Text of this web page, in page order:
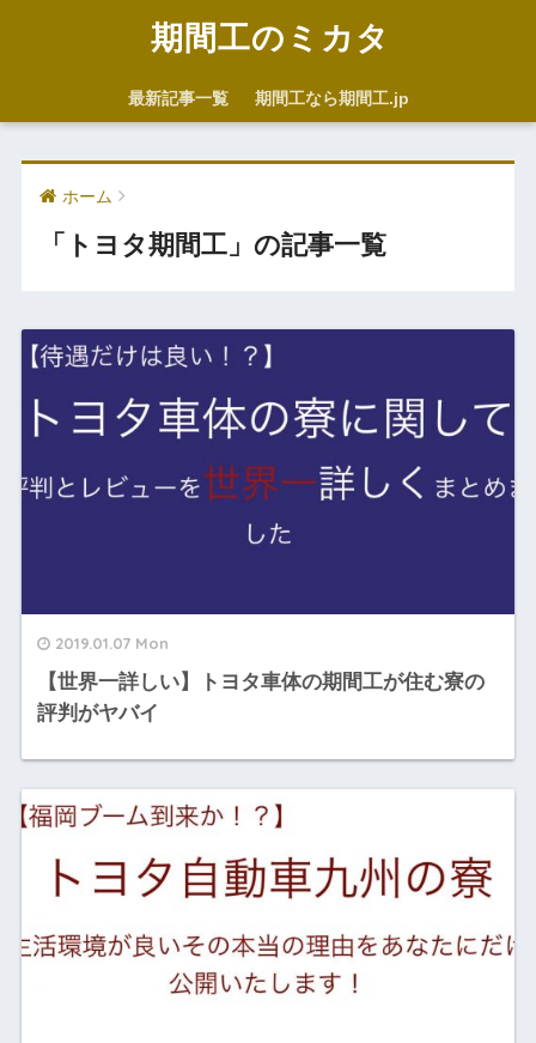
期間工のミカタ
最新記事一覧 期間工なら期間工.jp
ホーム
「トヨタ期間工」の記事一覧
2019.01.07 Mon
【世界一詳しい】トヨタ車体の期間工が住む寮の
評判がヤバイ